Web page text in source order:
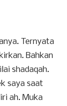
Ternyata
Bahkan
shadaqah.
saya saat
ah. Muka